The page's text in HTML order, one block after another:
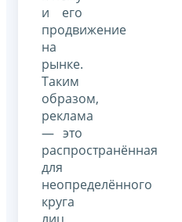
и его
продвижение
на
рынке.
Таким
образом,
реклама
— это
распространённая
для
неопределённого
круга
лиц